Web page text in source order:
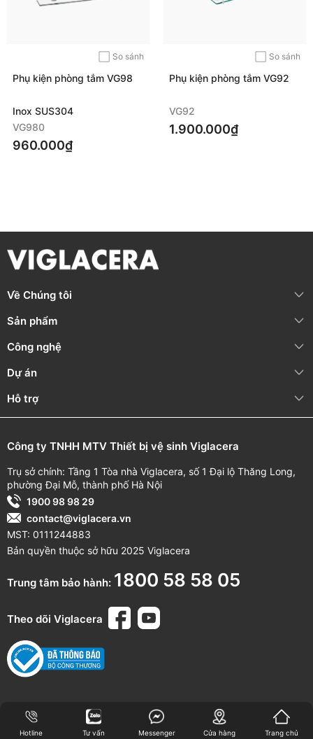
So sánh
Phụ kiện phòng tắm VG98
Inox SUS304
VG980
960.000₫
So sánh
Phụ kiện phòng tắm VG92
VG92
1.900.000₫
Về Chúng tôi
Sản phẩm
Công nghệ
Dự án
Hỗ trợ
Công ty TNHH MTV Thiết bị vệ sinh Viglacera
Trụ sở chính: Tầng 1 Tòa nhà Viglacera, số 1 Đại lộ Thăng Long,
phường Đại Mỗ, thành phố Hà Nội
1900 98 98 29
contact@viglacera.vn
MST: 0111244883
Bản quyền thuộc sở hữu 2025 Viglacera
Trung tâm bảo hành: 1800 58 58 05
Theo dõi Viglacera
Hotline Tư vấn Messenger Cửa hàng Trang chủ